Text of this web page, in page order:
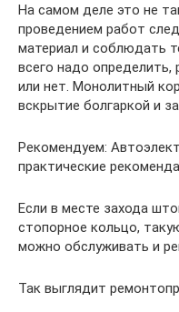
На самом деле это не
проведением работ
материал и соблюдать
всего надо определить,
или нет. Монолитный
вскрытие болгаркой и
Рекомендуем:
практические
Если в месте захода
стопорное кольцо,
можно обслуживать и
Так выглядит